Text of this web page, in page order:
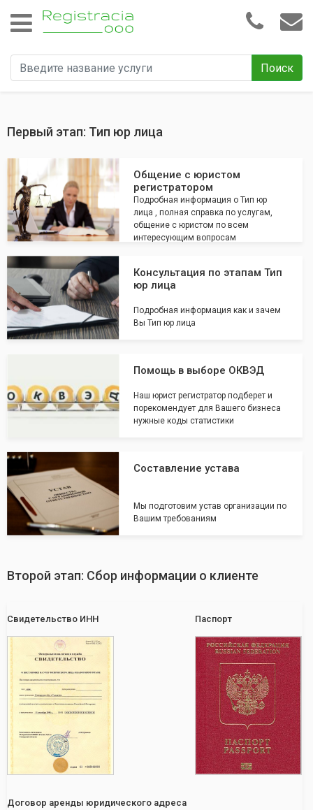
Поиск
Первый этап: Тип юр лица
Общение с юристом
регистратором
Подробная информация о Тип юр
лица , полная справка по услугам,
общение с юристом по всем
интересующим вопросам
Консультация по этапам Тип
юр лица
Подробная информация как и зачем
Вы Тип юр лица
Помощь в выборе ОКВЭД
Наш юрист регистратор подберет и
порекомендует для Вашего бизнеса
нужные коды статистики
Составление устава
Мы подготовим устав организации по
Вашим требованиям
Второй этап: Сбор информации о клиенте
Свидетельство ИНН Паспорт
Договор аренды юридического адреса